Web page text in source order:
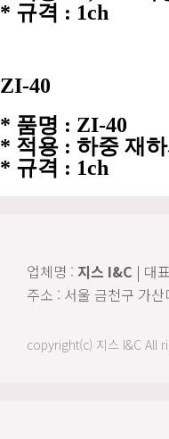
* 규격 : 1ch
ZI-40
* 품명 : ZI-40
* 적용 : 하중 재
* 규격 : 1ch
업체명 : 지스 I&C | 대
주소 : 서울 금천구 가
copyright(c) 지스 I&C All